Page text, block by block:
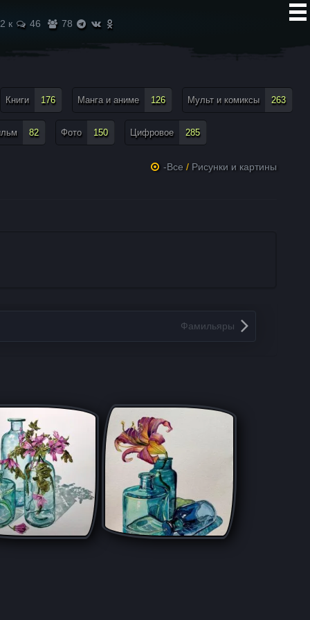
2 к 46 78
Книги 176 Манга и аниме 126 Мульт и комиксы 263
82 Фото 150 Цифровое 285
-Все / Рисунки и картины
Фамильяры